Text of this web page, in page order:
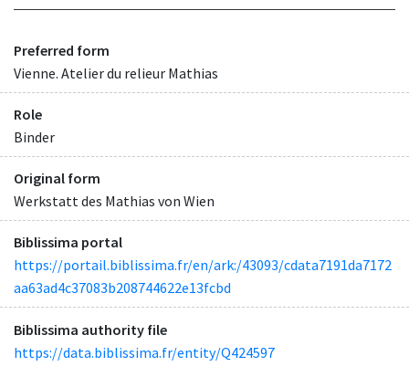
Preferred form
Vienne. Atelier du relieur Mathias
Role
Binder
Original form
Werkstatt des Mathias von Wien
Biblissima portal
https://portail.biblissima.fr/en/ark:/43093/cdata7191da7172
aa63ad4c37083b208744622e13fcbd
Biblissima authority file
https://data.biblissima.fr/entity/Q424597